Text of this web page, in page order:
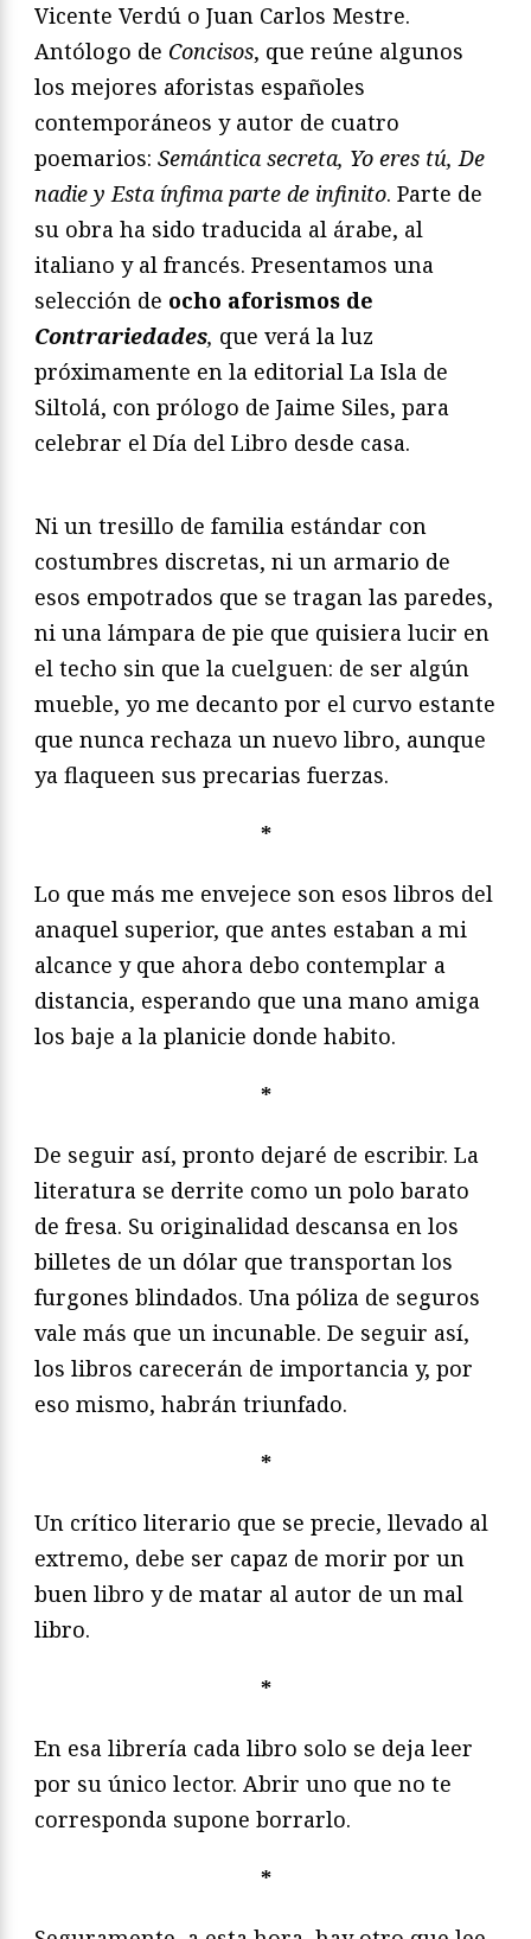
Vicente Verdú o Juan Carlos Mestre.
Antólogo de Concisos, que reúne algunos
los mejores aforistas españoles
contemporáneos y autor de cuatro
poemarios: Semántica secreta, Yo eres tú, De
nadie y Esta ínfima parte de infinito. Parte de
su obra ha sido traducida al árabe, al
italiano y al francés. Presentamos una
selección de ocho aforismos de
Contrariedades, que verá la luz
próximamente en la editorial La Isla de
Siltolá, con prólogo de Jaime Siles, para
celebrar el Día del Libro desde casa.
Ni un tresillo de familia estándar con
costumbres discretas, ni un armario de
esos empotrados que se tragan las paredes,
ni una lámpara de pie que quisiera lucir en
el techo sin que la cuelguen: de ser algún
mueble, yo me decanto por el curvo estante
que nunca rechaza un nuevo libro, aunque
ya flaqueen sus precarias fuerzas.
*
Lo que más me envejece son esos libros del
anaquel superior, que antes estaban a mi
alcance y que ahora debo contemplar a
distancia, esperando que una mano amiga
los baje a la planicie donde habito.
*
De seguir así, pronto dejaré de escribir. La
literatura se derrite como un polo barato
de fresa. Su originalidad descansa en los
billetes de un dólar que transportan los
furgones blindados. Una póliza de seguros
vale más que un incunable. De seguir así,
los libros carecerán de importancia y, por
eso mismo, habrán triunfado.
*
Un crítico literario que se precie, llevado al
extremo, debe ser capaz de morir por un
buen libro y de matar al autor de un mal
libro.
*
En esa librería cada libro solo se deja leer
por su único lector. Abrir uno que no te
corresponda supone borrarlo.
*